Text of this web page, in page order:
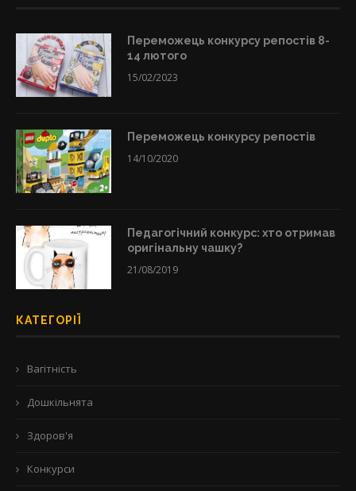
Переможець конкурсу репостів 8-
14 лютого
15/02/2023
Переможець конкурсу репостів
14/10/2020
Педагогічний конкурс: хто отримав
оригінальну чашку?
21/08/2019
КАТЕГОРІЇ
Вагітність
Дошкільнята
Здоров'я
Конкурси